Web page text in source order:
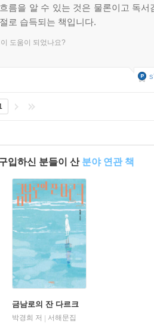
름을 알 수 있는 것은 물론이고 독서
로 습득되는 책입니다.
도움이 되었나요?
입하신 분들이 산 분야 연관 책
금남로의 잔 다르크
박경희 저
서해문집